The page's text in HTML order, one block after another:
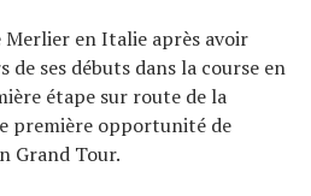
en Italie après avoir
ses débuts dans la course en
étape sur route de la
première opportunité de
Grand Tour.